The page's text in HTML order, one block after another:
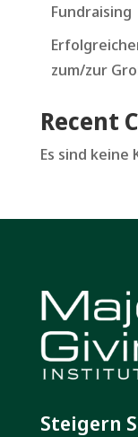
Fundraising
zum/zur
Recent
Es sind
Steigern